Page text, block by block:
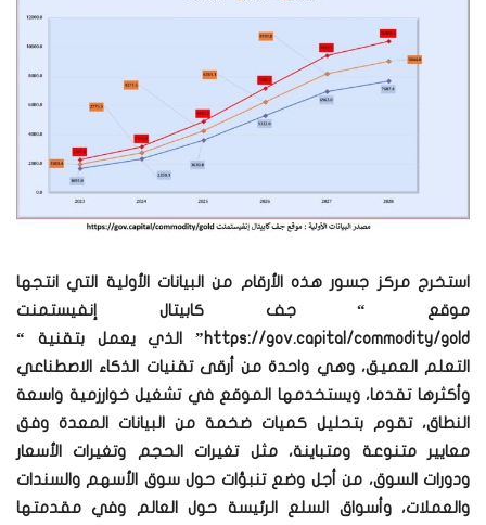
استخرج مركز جسور هذه الأرقام من البيانات الأولية التي انتجها
موقع “ جف كابيتال إنفيستمنت
https://gov.capital/commodity/gold” الذي يعمل بتقنية “
التعلم العميق، وهي واحدة من أرقى تقنيات الذكاء الاصطناعي
وأكثرها تقدما، ويستخدمها الموقع في تشغيل خوارزمية واسعة
النطاق، تقوم بتحليل كميات ضخمة من البيانات المعدة وفق
معايير متنوعة ومتباينة، مثل تغيرات الحجم وتغيرات الأسعار
ودورات السوق، من أجل وضع تنبؤات حول سوق الأسهم والسندات
والعملات، وأسواق السلع الرئيسة حول العالم وفي مقدمتها